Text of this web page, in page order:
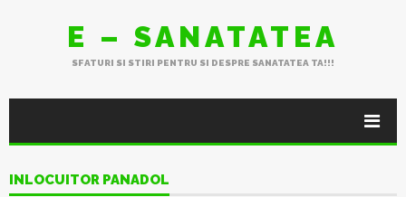
E – SANATATEA
SFATURI SI STIRI PENTRU SI DESPRE SANATATEA TA!!!
INLOCUITOR PANADOL